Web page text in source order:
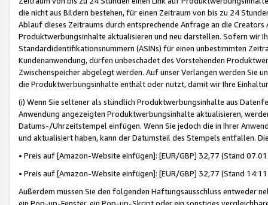
die nicht aus Bildern bestehen, für einen Zeitraum von bis zu 24
Ablauf dieses Zeitraums durch entsprechende Anfrage an die
Produktwerbungsinhalte aktualisieren und neu darstellen. Sofern wir
Standardidentifikationsnummern (ASINs) für einen unbestimmten
Kundenanwendung, dürfen unbeschadet des Vorstehenden
Zwischenspeicher abgelegt werden. Auf unser Verlangen werden Sie
die Produktwerbungsinhalte enthält oder nutzt, damit wir Ihre
(i) Wenn Sie seltener als stündlich Produktwerbungsinhalte aus
Anwendung angezeigten Produktwerbungsinhalte aktualisieren,
Datums-/Uhrzeitstempel einfügen. Wenn Sie jedoch die in Ihrer
und aktualisiert haben, kann der Datumsteil des Stempels entfallen.
• Preis auf [Amazon-Website einfügen]: [EUR/GBP] 32,77 (Stand
• Preis auf [Amazon-Website einfügen]: [EUR/GBP] 32,77 (Stand
Außerdem müssen Sie den folgenden Haftungsausschluss entweder
ein Pop-up-Fenster, ein Pop-up-Skript oder ein sonstiges